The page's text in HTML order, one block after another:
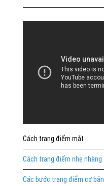
Cách trang điểm mắt
Cách trang điểm nhẹ nhàng
Các bước trang điểm cơ bản